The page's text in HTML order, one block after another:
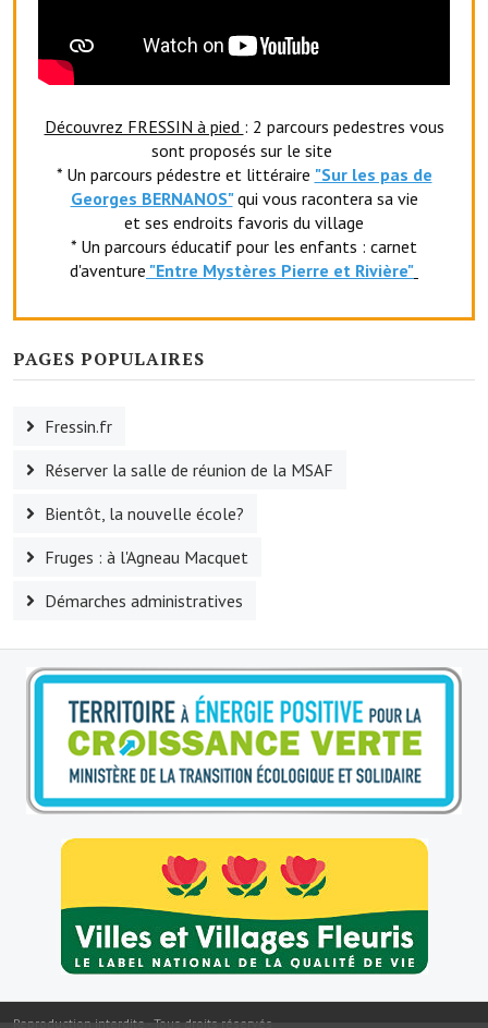
L'association du château
Le foyer rural
Le club de l'amitié
Le comité des fêtes
L'association Avotra-France
Le foyer de la Planquette
L'US Crequy Fressin
La société de chasse
La société de pêche
Le sport au foyer rural
Les foulées Fressinoises
Le calendrier annuel
Liste et coordonnées des associations
TOURISME, PATRIMOINE
Fressin, ville d'histoire
Les panneaux du patrimoine
Le château
Georges Bernanos
Découvrez FRESSIN à pied : 2 parcours pedestres vous
sont proposés sur le site
* Un parcours pédestre et littéraire "Sur les pas de
Georges BERNANOS" qui vous racontera sa vie
et ses endroits favoris du village
* Un parcours éducatif pour les enfants : carnet
d'aventure "Entre Mystères Pierre et Rivière"
PAGES POPULAIRES
Fressin.fr
Réserver la salle de réunion de la MSAF
Bientôt, la nouvelle école?
Fruges : à l'Agneau Macquet
Démarches administratives
Reproduction interdite - Tous droits réservés